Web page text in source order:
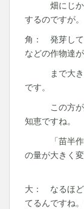
畑にじかに
するのですが。
角： 発芽して
などの作物達
まで大きく
です。
この方が結
知恵ですね。
「苗半作」
の量が大きく
大： なるほど
てるんですね